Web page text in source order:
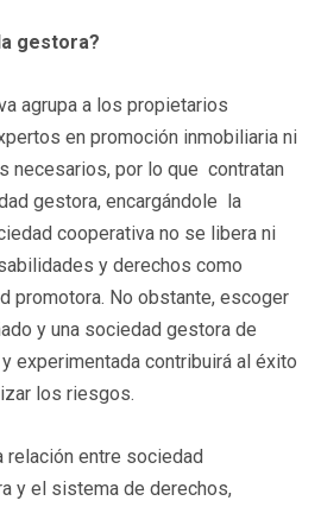
gestora?
agrupa a los propietarios
en promoción inmobiliaria ni
necesarios, por lo que contratan
gestora, encargándole la
cooperativa no se libera ni
y derechos como
promotora. No obstante, escoger
y una sociedad gestora de
experimentada contribuirá al éxito
los riesgos.
relación entre sociedad
y el sistema de derechos,